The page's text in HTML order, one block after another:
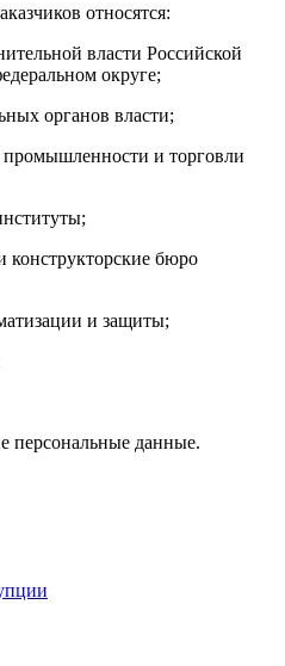
относятся:
власти Российской
округе;
органов власти;
и торговли
конструкторские бюро
и защиты;
персональные данные.